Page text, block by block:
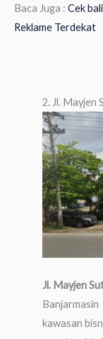
Baca Juga : Cek
Reklame Terdekat
2. Jl. Mayjen
Jl. Mayjen
kawasan